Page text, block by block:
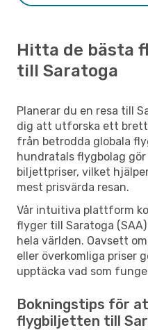
Hitta de bästa
till Saratoga
Planerar du en resa till
dig att utforska ett
från betrodda globala
hundratals flygbolag
biljettpriser, vilket
mest prisvärda resan.
Vår intuitiva plattform
flyger till Saratoga
hela världen. Oavsett
eller överkomliga priser
upptäcka vad som
Bokningstips för
flygbiljetten till